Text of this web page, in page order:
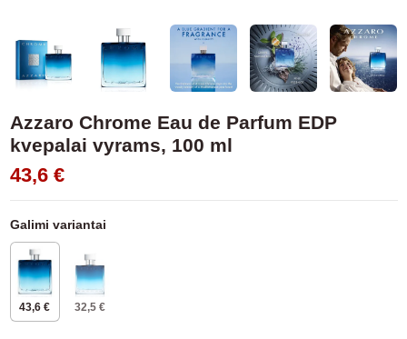
Azzaro Chrome Eau de Parfum EDP
kvepalai vyrams, 100 ml
43,6 €
Galimi variantai
43,6 € 32,5 €